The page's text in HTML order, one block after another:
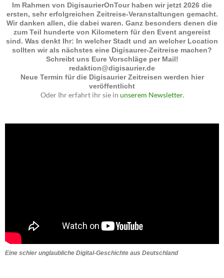
Im Rahmen von DigisaurierOnTour haben wir jetzt 2026 die
ersten, sehr erfolgreichen Zeitreise-Veranstaltungen gemacht.
Wir danken allen, die dabei waren. Ganz besonders denen die
zum Teil hunderte von Kilometern für den Event angereist
sind. Was denkt Ihr: In welcher Stadt und an welcher Location
sollten wir als nächstes eine Digisaurer-Zeitreise machen?
Schreibt uns Eure Vorschläge per Mail!
redaktion@digisaurier.de
Neue Termin für die Digisaurier Zeitreisen werden hier
veröffentlicht
Oder Ihr erfahrt ihr sie in unserem Newsletter.
Eine schier unglaubliche Digital-Geschichte aus Deutschland